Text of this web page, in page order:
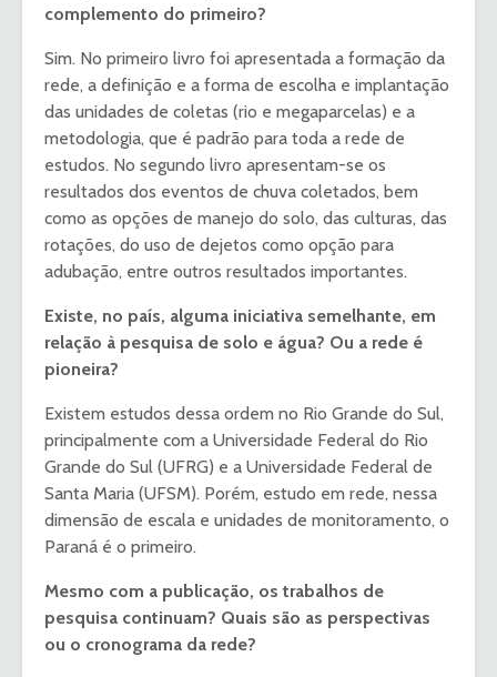
complemento do primeiro?
Sim. No primeiro livro foi apresentada a formação da
rede, a definição e a forma de escolha e implantação
das unidades de coletas (rio e megaparcelas) e a
metodologia, que é padrão para toda a rede de
estudos. No segundo livro apresentam-se os
resultados dos eventos de chuva coletados, bem
como as opções de manejo do solo, das culturas, das
rotações, do uso de dejetos como opção para
adubação, entre outros resultados importantes.
Existe, no país, alguma iniciativa semelhante, em
relação à pesquisa de solo e água? Ou a rede é
pioneira?
Existem estudos dessa ordem no Rio Grande do Sul,
principalmente com a Universidade Federal do Rio
Grande do Sul (UFRG) e a Universidade Federal de
Santa Maria (UFSM). Porém, estudo em rede, nessa
dimensão de escala e unidades de monitoramento, o
Paraná é o primeiro.
Mesmo com a publicação, os trabalhos de
pesquisa continuam? Quais são as perspectivas
ou o cronograma da rede?